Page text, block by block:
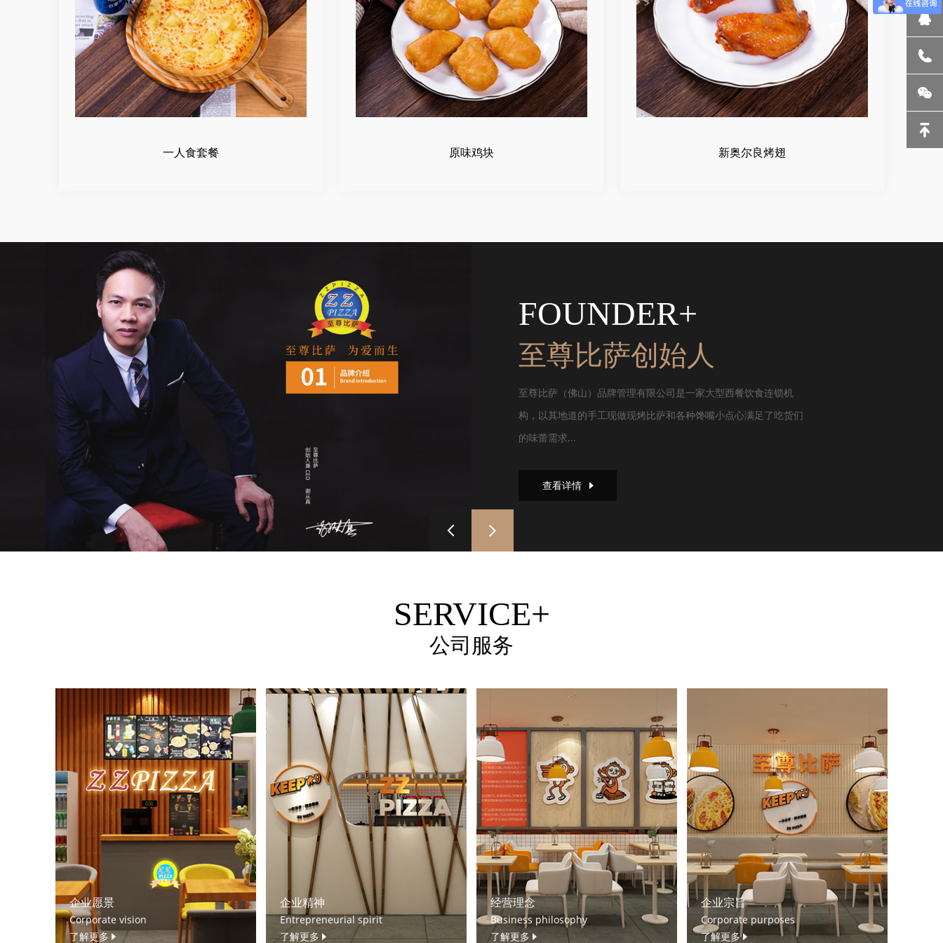
一人食套餐 原味鸡块 新奥尔良烤翅
FOUNDER+
至尊比萨创始人
至尊比萨（佛山）品牌管理有限公司是一家大型西餐饮食连锁机
构，以其地道的手工现做现烤比萨和各种馋嘴小点心满足了吃货们
的味蕾需求...
查看详情
SERVICE+
公司服务
企业愿景
Corporate vision
了解更多
企业精神
Entrepreneurial spirit
了解更多
经营理念
Business philosophy
了解更多
企业宗旨
Corporate purposes
了解更多